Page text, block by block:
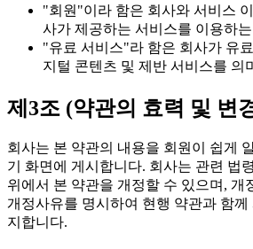
"회원"이라 함은 회사와 서비스
사가 제공하는 서비스를 이용하
"유료 서비스"라 함은 회사가 유
지털 콘텐츠 및 제반 서비스를 의
제3조 (약관의 효력 및 변
회사는 본 약관의 내용을 회원이 쉽게
기 화면에 게시합니다. 회사는 관련 법
위에서 본 약관을 개정할 수 있으며, 개
개정사유를 명시하여 현행 약관과 함
지합니다.